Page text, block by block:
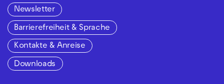
Newsletter
Barrierefreiheit & Sprache
Kontakte & Anreise
Downloads